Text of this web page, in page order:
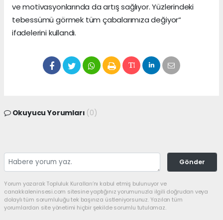
ve motivasyonlarında da artış sağlıyor. Yüzlerindeki
tebessümü görmek tüm çabalarımıza değiyor“
ifadelerini kullandı.
Okuyucu Yorumları (0)
Gönder
Yorum yazarak Topluluk Kuralları’nı kabul etmiş bulunuyor ve
canakkaleninsesi.com sitesine yaptığınız yorumunuzla ilgili doğrudan veya
dolaylı tüm sorumluluğu tek başınıza üstleniyorsunuz. Yazılan tüm
yorumlardan site yönetimi hiçbir şekilde sorumlu tutulamaz.